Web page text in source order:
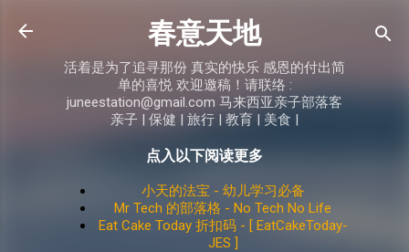
Skip to main content
春意天地
活着是为了追寻那份 真实的快乐 感恩的付出简
单的喜悦 欢迎邀稿！请联络 :
juneestation@gmail.com 马来西亚亲子部落客
亲子 | 保健 | 旅行 | 教育 | 美食 |
点入以下阅读更多
小天的法宝 - 幼儿学习必备
Mr Tech 的部落格 - No Tech No Life
Eat Cake Today 折扣码 - [ EatCakeToday-
JES ]